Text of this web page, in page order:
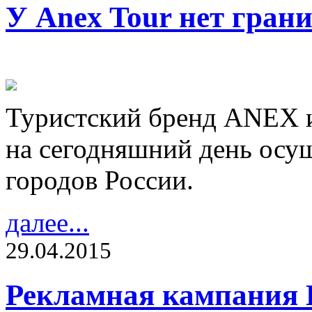
У Anex Tour нет
Туристский бренд ANEX
на сегодняшний день
городов России.
далее...
29.04.2015
Рекламная кампания